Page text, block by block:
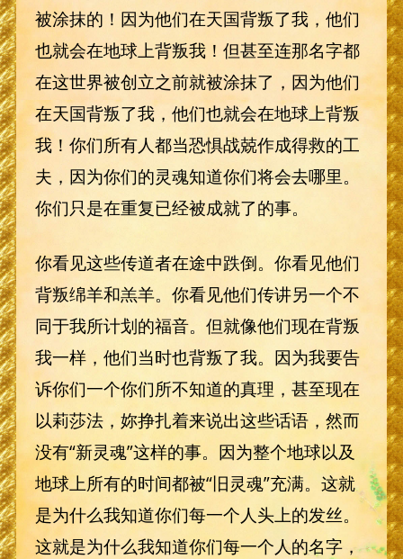
被涂抹的！因为他们在天国背叛了我，他们
也就会在地球上背叛我！但甚至连那名字都
在这世界被创立之前就被涂抹了，因为他们
在天国背叛了我，他们也就会在地球上背叛
我！你们所有人都当恐惧战兢作成得救的工
夫，因为你们的灵魂知道你们将会去哪里。
你们只是在重复已经被成就了的事。
你看见这些传道者在途中跌倒。你看见他们
背叛绵羊和羔羊。你看见他们传讲另一个不
同于我所计划的福音。但就像他们现在背叛
我一样，他们当时也背叛了我。因为我要告
诉你们一个你们所不知道的真理，甚至现在
以莉莎法，妳挣扎着来说出这些话语，然而
没有“新灵魂”这样的事。因为整个地球以及
地球上所有的时间都被“旧灵魂”充满。这就
是为什么我知道你们每一个人头上的发丝。
这就是为什么我知道你们每一个人的名字，